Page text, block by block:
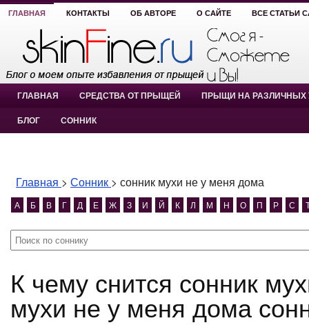
ГЛАВНАЯ КОНТАКТЫ ОБ АВТОРЕ О САЙТЕ ВСЕ СТАТЬИ
ГЛАВНАЯ СРЕДСТВА ОТ ПРЫЩЕЙ ПРЫЩИ НА РАЗЛИЧНЫХ
БЛОГ СОННИК
Главная > Сонник > сонник мухи не у меня дома
А Б В Г Д Е Ж З И Й К Л М Н О П Р С
К чему снится сонник мухи не у меня дома? сонник
мухи не у меня дома